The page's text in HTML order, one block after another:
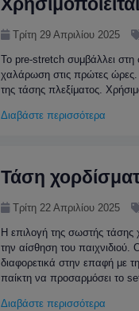
Τρίτη 29 Απριλίου 2025
Το pre-stretch συμβάλλει στη
χαλάρωση στις πρώτες ώρες.
της τάσης πλεξίματος.
Διαβάστε περισσότερα
Τάση
Τρίτη 22 Απριλίου 2025
Η επιλογή της σωστής τάσης
την αίσθηση του παιχνιδιού.
διαφορετικά στην επαφή με
παίκτη να προσαρμόσει το
Διαβάστε περισσότερα